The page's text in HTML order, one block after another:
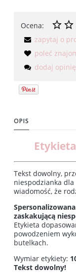
Ocena:
zapytaj o
poleć
dodaj opinię
OPIS
Tekst dowolny,
niespodzianka
wiadomość, że
zaskakującą
Etykieta
powodzeniem
butelkach.
Wymiar etykiety:
Tekst dowolny!